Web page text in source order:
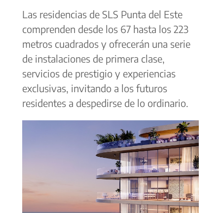
Las residencias de SLS Punta del Este
comprenden desde los 67 hasta los 223
metros cuadrados y ofrecerán una serie
de instalaciones de primera clase,
servicios de prestigio y experiencias
exclusivas, invitando a los futuros
residentes a despedirse de lo ordinario.